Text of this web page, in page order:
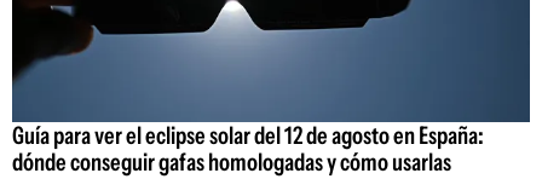
Guía para ver el eclipse solar del 12 de agosto en España:
dónde conseguir gafas homologadas y cómo usarlas